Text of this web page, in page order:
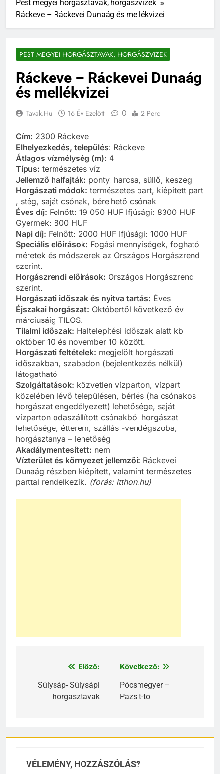
Pest megyei horgásztavak, horgászvizek
Ráckeve – Ráckevei Dunaág és mellékvizei
PEST MEGYEI HORGÁSZTAVAK, HORGÁSZVIZEK
Ráckeve – Ráckevei Dunaág
és mellékvizei
Tavak.hu 16 Év Ezelőtt 0 2 Perc
Cím: 2300 Ráckeve
Elhelyezkedés, település: Ráckeve
Átlagos vízmélység (m): 4
Típus: természetes víz
Jellemző halfajták: ponty, harcsa, süllő, keszeg
Horgászati módok: természetes part, kiépített part
, stég, saját csónak, bérelhető csónak
Éves díj: Felnőtt: 19 050 HUF Ifjúsági: 8300 HUF
Gyermek: 800 HUF
Napi díj: Felnőtt: 2000 HUF Ifjúsági: 1000 HUF
Speciális előírások: Fogási mennyiségek, fogható
méretek és módszerek az Országos Horgászrend
szerint.
Horgászrendi előírások: Országos Horgászrend
szerint.
Horgászati időszak és nyitva tartás: Éves
Éjszakai horgászat: Októbertől következő év
márciusáig TILOS.
Tilalmi időszak: Haltelepítési időszak alatt kb
október 10 és november 10 között.
Horgászati feltételek: megjelölt horgászati
időszakban, szabadon (bejelentkezés nélkül)
látogatható
Szolgáltatások: közvetlen vízparton, vízpart
közelében lévő településen, bérlés (ha csónakos
horgászat engedélyezett) lehetősége, saját
vízparton odaszállított csónakból horgászat
lehetősége, étterem, szállás -vendégszoba,
horgásztanya – lehetőség
Akadálymentesített: nem
Vízterület és környezet jellemzői: Ráckevei
Dunaág részben kiépített, valamint természetes
parttal rendelkezik. (forás: itthon.hu)
Bejegyzés
navigáció
Előző:
Sülysáp- Sülysápi
horgásztavak
Következő:
Pócsmegyer –
Pázsit-tó
VÉLEMÉNY, HOZZÁSZÓLÁS?